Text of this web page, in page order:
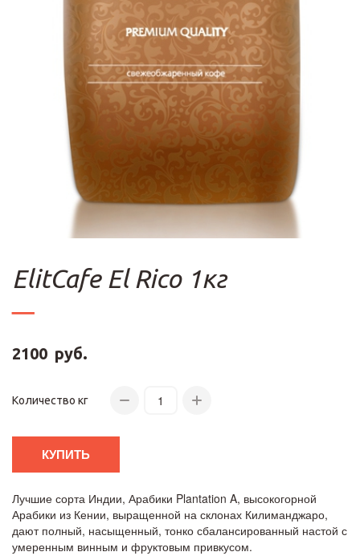
ElitCafe El Rico 1кг
2100 руб.
Количество кг
КУПИТЬ
Лучшие сорта Индии, Арабики Plantation A, высокогорной
Арабики из Кении, выращенной на склонах Килиманджаро,
дают полный, насыщенный, тонко сбалансированный настой с
умеренным винным и фруктовым привкусом.